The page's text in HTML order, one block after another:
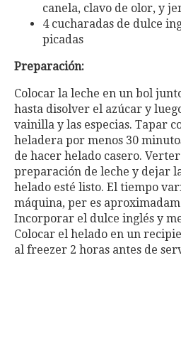
canela, clavo de olor, y
4 cucharadas de dulce
picadas
Preparación:
Colocar la leche en un bol
hasta disolver el azúcar y
vainilla y las especias. Tapar
heladera por menos 30
de hacer helado casero.
preparación de leche y dejar
helado esté listo. El tiempo
máquina, per es
Incorporar el dulce inglés y
Colocar el helado en un
al freezer 2 horas antes de